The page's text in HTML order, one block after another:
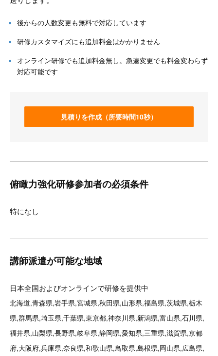
後からの人数変更も無料で対応しています
研修カスタマイズにも追加料金はかかりません
オンライン研修でも追加料金無し。急遽変更でも料金変わらず
対応可能です
見積りを作成（所要時間10秒）
俯瞰力強化研修参加者の必須条件
特になし
講師派遣が可能な地域
日本全国およびオンラインで研修を提供中
北海道,青森県,岩手県,宮城県,秋田県,山形県,福島県,茨城県,栃木
県,群馬県,埼玉県,千葉県,東京都,神奈川県,新潟県,富山県,石川県,
福井県,山梨県,長野県,岐阜県,静岡県,愛知県,三重県,滋賀県,京都
府,大阪府,兵庫県,奈良県,和歌山県,鳥取県,島根県,岡山県,広島県,